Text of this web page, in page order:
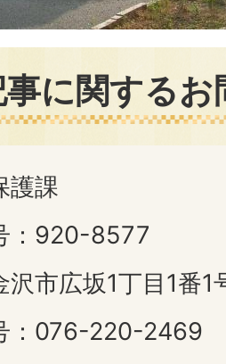
に関する
護課
：920-8577
沢市広坂1丁目1番1
：076-220-2469